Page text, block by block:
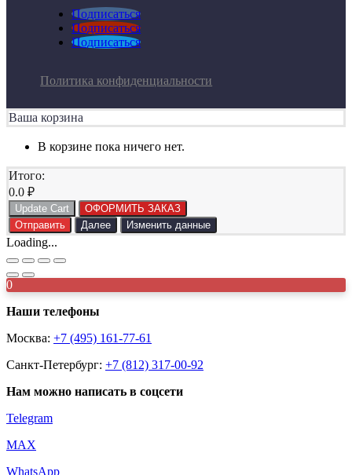
Подписаться
Подписаться
Подписаться
Политика конфиденциальности
Ваша корзина
В корзине пока ничего нет.
Итого:
0.0 ₽
Update Cart
ОФОРМИТЬ ЗАКАЗ
Отправить
Далее Изменить данные
Loading...
0
Наши телефоны
Москва: +7 (495) 161-77-61
Санкт-Петербург: +7 (812) 317-00-92
Нам можно написать в соцсети
Telegram
MAX
WhatsApp